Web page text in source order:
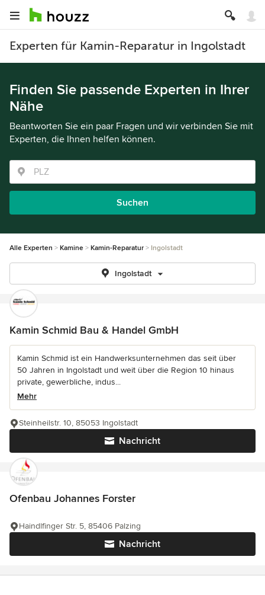
Experten für Kamin-Reparatur in Ingolstadt
Finden Sie passende Experten in Ihrer
Nähe
Beantworten Sie ein paar Fragen und wir verbinden Sie mit
Experten, die Ihnen helfen können.
Suchen
Alle Experten Kamine Kamin-Reparatur Ingolstadt
Ingolstadt
Kamin Schmid Bau & Handel GmbH
Kamin Schmid ist ein Handwerksunternehmen das seit über
50 Jahren in Ingolstadt und weit über die Region 10 hinaus
private, gewerbliche, indus...
Mehr
Nachricht
Steinheilstr. 10, 85053 Ingolstadt
Ofenbau Johannes Forster
Nachricht
Haindlfinger Str. 5, 85406 Palzing